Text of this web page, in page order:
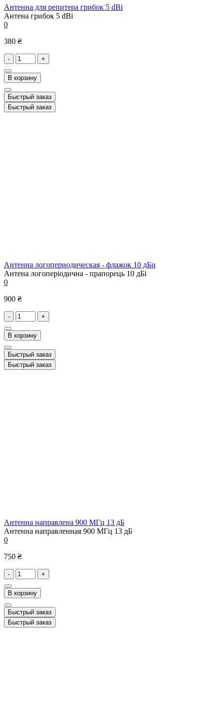
Антенна для репитера грибок 5 dBi
Антена грибок 5 dBi
0
380 ₴
- +
В корзину
Быстрый заказ
Быстрый заказ
Антенна логопериодическая - флажок 10 дБи
Антена логоперіодична - прапорець 10 дБі
0
900 ₴
- +
В корзину
Быстрый заказ
Быстрый заказ
Антенна направлена 900 МГц 13 дБ
Антенна направленная 900 МГц 13 дБ
0
750 ₴
- +
В корзину
Быстрый заказ
Быстрый заказ